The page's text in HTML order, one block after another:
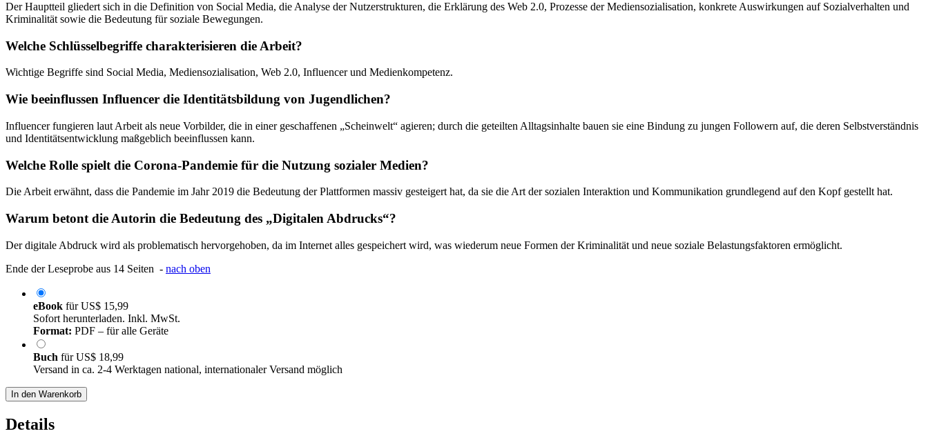
Der Hauptteil gliedert sich in die Definition von Social Media, die Analyse der Nutzerstrukturen, die Erklärung des Web 2.0, Prozesse der Mediensozialisation, konkrete Auswirkungen auf Sozialverhalten und
Kriminalität sowie die Bedeutung für soziale Bewegungen.
Welche Schlüsselbegriffe charakterisieren die Arbeit?
Wichtige Begriffe sind Social Media, Mediensozialisation, Web 2.0, Influencer und Medienkompetenz.
Wie beeinflussen Influencer die Identitätsbildung von Jugendlichen?
Influencer fungieren laut Arbeit als neue Vorbilder, die in einer geschaffenen „Scheinwelt“ agieren; durch die geteilten Alltagsinhalte bauen sie eine Bindung zu jungen Followern auf, die deren Selbstverständnis
und Identitätsentwicklung maßgeblich beeinflussen kann.
Welche Rolle spielt die Corona-Pandemie für die Nutzung sozialer Medien?
Die Arbeit erwähnt, dass die Pandemie im Jahr 2019 die Bedeutung der Plattformen massiv gesteigert hat, da sie die Art der sozialen Interaktion und Kommunikation grundlegend auf den Kopf gestellt hat.
Warum betont die Autorin die Bedeutung des „Digitalen Abdrucks“?
Der digitale Abdruck wird als problematisch hervorgehoben, da im Internet alles gespeichert wird, was wiederum neue Formen der Kriminalität und neue soziale Belastungsfaktoren ermöglicht.
Ende der Leseprobe aus 14 Seiten - nach oben
eBook fürUS$ 15,99
Sofort herunterladen. Inkl. MwSt.
Format: PDF – für alle Geräte
Buch fürUS$ 18,99
Versand in ca. 2-4 Werktagen national, internationaler Versand möglich
In den Warenkorb
Details